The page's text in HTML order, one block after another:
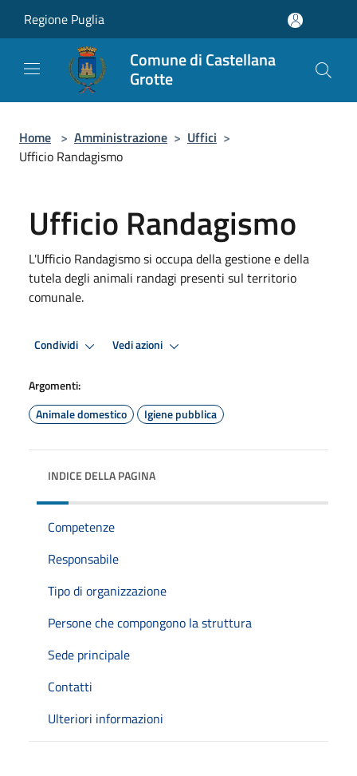
Regione Puglia
Comune di Castellana
Grotte
Home > Amministrazione > Uffici >
Ufficio Randagismo
Ufficio Randagismo
L'Ufficio Randagismo si occupa della gestione e della
tutela degli animali randagi presenti sul territorio
comunale.
Condividi Vedi azioni
Argomenti:
Animale domestico
Igiene pubblica
INDICE DELLA PAGINA
Competenze
Responsabile
Tipo di organizzazione
Persone che compongono la struttura
Sede principale
Contatti
Ulteriori informazioni